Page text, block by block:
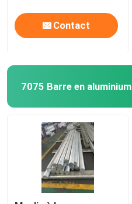
Contact
7075 Barre en aluminium